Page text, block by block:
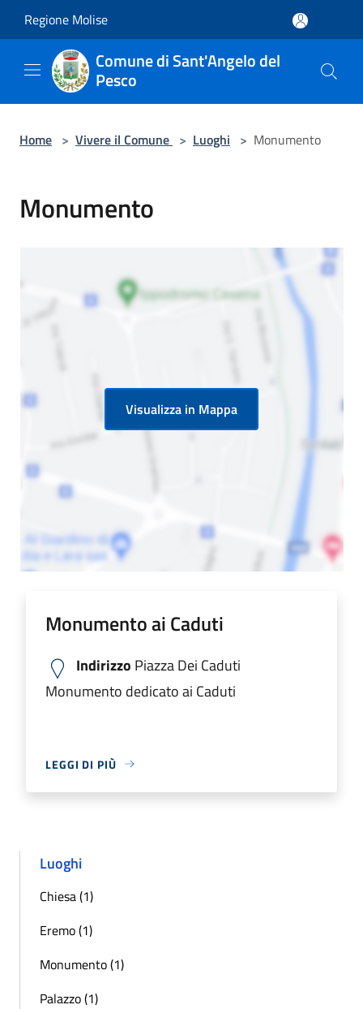
Regione Molise
Comune di Sant'Angelo del
Pesco
Home > Vivere il Comune > Luoghi > Monumento
Monumento
Visualizza in Mappa
Monumento ai Caduti
Indirizzo Piazza Dei Caduti
Monumento dedicato ai Caduti
LEGGI DI PIÙ
Luoghi
Chiesa (1)
Eremo (1)
Monumento (1)
Palazzo (1)